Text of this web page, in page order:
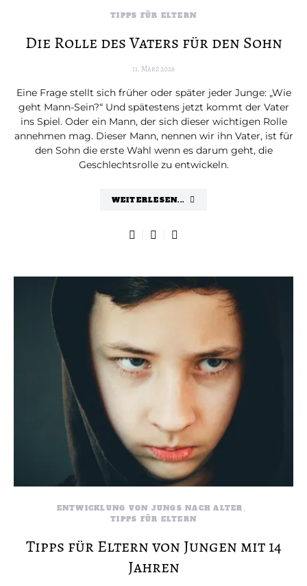
TIPPS FÜR ELTERN
Die Rolle des Vaters für den Sohn
11. März 2026
Eine Frage stellt sich früher oder später jeder Junge: „Wie
geht Mann-Sein?“ Und spätestens jetzt kommt der Vater
ins Spiel. Oder ein Mann, der sich dieser wichtigen Rolle
annehmen mag. Dieser Mann, nennen wir ihn Vater, ist für
den Sohn die erste Wahl wenn es darum geht, die
Geschlechtsrolle zu entwickeln.
WEITERLESEN...
ENTWICKLUNG VON JUNGS NACH ALTER
TIPPS FÜR ELTERN
Tipps für Eltern von Jungen mit 14
Jahren